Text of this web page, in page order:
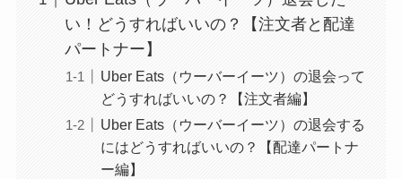
い！どうすればいいの？【注文者と配達
パートナー】
Uber Eats（ウーバーイーツ）の退会って
どうすればいいの？【注文者編】
Uber Eats（ウーバーイーツ）の退会する
にはどうすればいいの？【配達パートナ
ー編】